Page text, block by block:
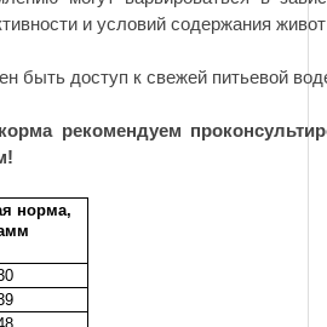
и условий содержания
быть доступ к свежей питьевой
рекомендуем
норма,